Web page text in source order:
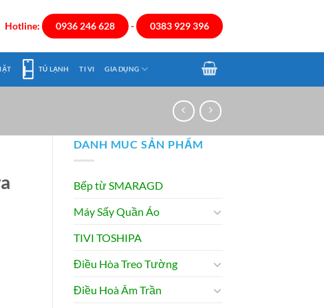
Hotline: 0936 246 628 - 0383 929 396
TỦ LẠNH TI VI GIA DỤNG
DANH MUC SẢN PHẨM
Bếp từ SMARAGD
Máy Sấy Quần Áo
TIVI TOSHIPA
Điều Hòa Treo Tường
Điều Hoà Âm Trần